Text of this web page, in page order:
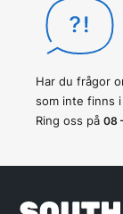
Har du frågor
som inte finns
Ring oss på 08